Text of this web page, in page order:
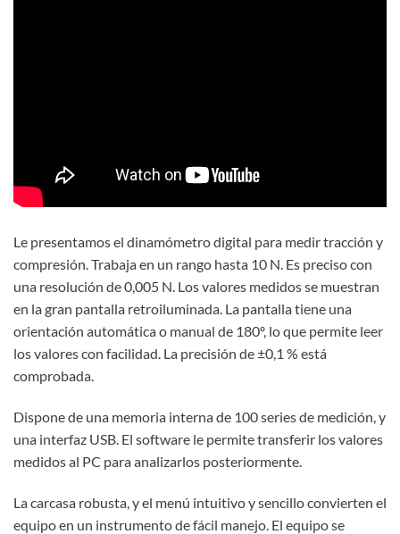
Le presentamos el dinamómetro digital para medir tracción y
compresión. Trabaja en un rango hasta 10 N. Es preciso con
una resolución de 0,005 N. Los valores medidos se muestran
en la gran pantalla retroiluminada. La pantalla tiene una
orientación automática o manual de 180º, lo que permite leer
los valores con facilidad. La precisión de ±0,1 % está
comprobada.
Dispone de una memoria interna de 100 series de medición, y
una interfaz USB. El software le permite transferir los valores
medidos al PC para analizarlos posteriormente.
La carcasa robusta, y el menú intuitivo y sencillo convierten el
equipo en un instrumento de fácil manejo. El equipo se